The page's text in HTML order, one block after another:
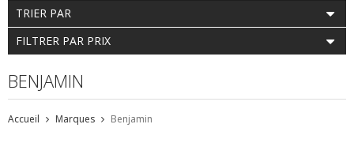
TRIER PAR
FILTRER PAR PRIX
BENJAMIN
Accueil Marques Benjamin